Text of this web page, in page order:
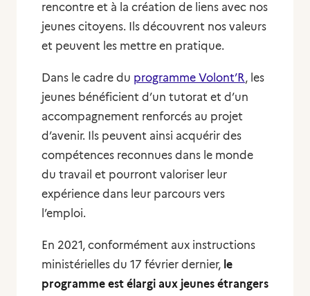
rencontre et à la création de liens avec nos
jeunes citoyens. Ils découvrent nos valeurs
et peuvent les mettre en pratique.
Dans le cadre du programme Volont’R, les
jeunes bénéficient d’un tutorat et d’un
accompagnement renforcés au projet
d’avenir. Ils peuvent ainsi acquérir des
compétences reconnues dans le monde
du travail et pourront valoriser leur
expérience dans leur parcours vers
l’emploi.
En 2021, conformément aux instructions
ministérielles du 17 février dernier, le
programme est élargi aux jeunes étrangers